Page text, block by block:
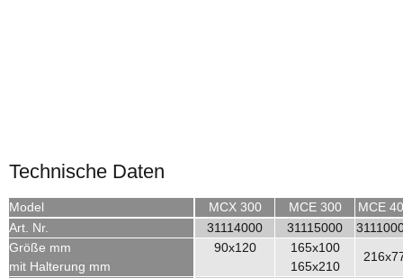
Technische Daten
Model MCX 300 MCE 300
MCE
Art. Nr.
31114000 31115000
Größe mm
mit Halterung mm
90x120
165x100
165x210